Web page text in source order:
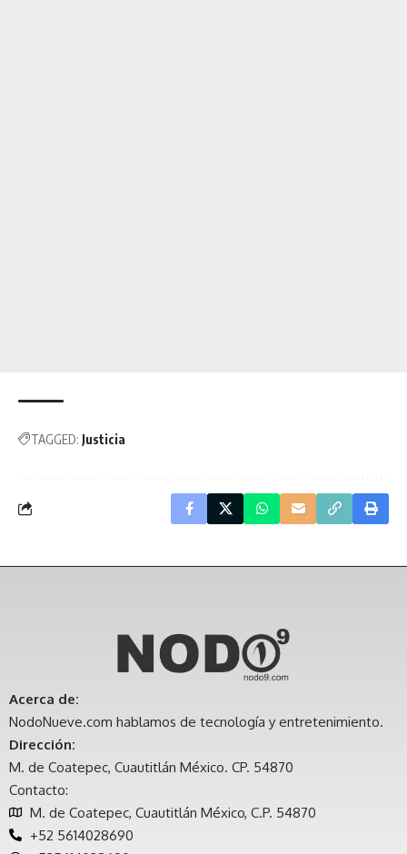
TAGGED: Justicia
Acerca de:
NodoNueve.com hablamos de tecnología y entretenimiento.
Dirección:
M. de Coatepec, Cuautitlán México. CP. 54870
Contacto:
M. de Coatepec, Cuautitlán México, C.P. 54870
+52 5614028690